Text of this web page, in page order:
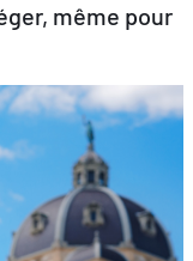
même pour